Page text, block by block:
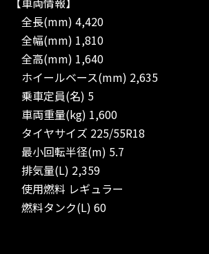
全長(mm) 4,420
全幅(mm) 1,810
全高(mm) 1,640
ホイールベース(mm) 2,635
乗車定員(名) 5
車両重量(kg) 1,600
タイヤサイズ 225/55R18
最小回転半径(m) 5.7
排気量(L) 2,359
使用燃料 レギュラー
燃料タンク(L) 60